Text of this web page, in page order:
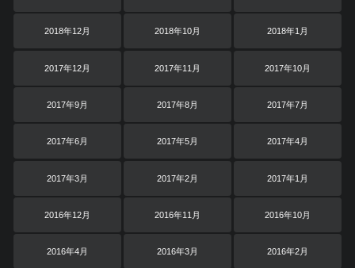
2018年12月 2018年10月 2018年1月
2017年12月 2017年11月 2017年10月
2017年9月 2017年8月 2017年7月
2017年6月 2017年5月 2017年4月
2017年3月 2017年2月 2017年1月
2016年12月 2016年11月 2016年10月
2016年4月 2016年3月 2016年2月